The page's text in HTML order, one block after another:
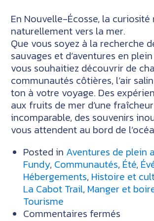
En Nouvelle-Écosse, la curiosité
naturellement vers la mer.
Que vous soyez à la recherche
sauvages et d’aventures en
vous souhaitiez découvrir de
communautés côtières, l’air
ton à votre voyage. Des
aux fruits de mer d’une fraîcheur
incomparable, des souvenirs
vous attendent au bord de
Posted in Aventures de plein
Fundy, Communautés, Été,
Hébergements, Histoire et
La Cabot Trail, Manger et
Tourisme
Commentaires fermés